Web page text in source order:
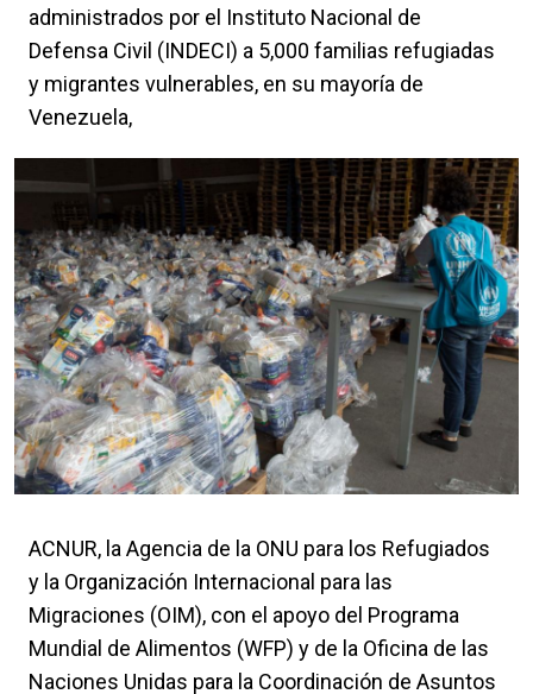
administrados por el Instituto Nacional de
Defensa Civil (INDECI) a 5,000 familias refugiadas
y migrantes vulnerables, en su mayoría de
Venezuela,
ACNUR, la Agencia de la ONU para los Refugiados
y la Organización Internacional para las
Migraciones (OIM), con el apoyo del Programa
Mundial de Alimentos (WFP) y de la Oficina de las
Naciones Unidas para la Coordinación de Asuntos